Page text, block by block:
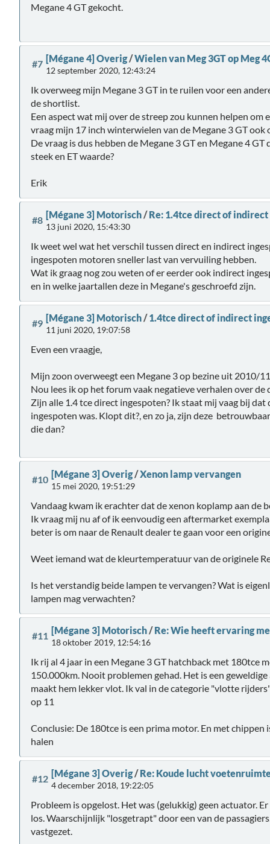
Megane 4 GT gekocht.
#7 [Mégane 4] Overig/Wielen van Meg 3GT op Meg
12 september 2020, 12:43:24
Ik overweeg mijn Megane 3 GT in te ruilen voor een
de shortlist.
Een aspect wat mij over de streep zou kunnen helpen om
vraag mijn 17 inch winterwielen van de Megane 3 GT ook
De vraag is dus hebben de Megane 3 GT en Megane 4
steek en ET waarde?
Erik
#8 [Mégane 3] Motorisch/Re: 1.4tce direct of
13 juni 2020, 15:43:30
Ik weet wel wat het verschil tussen direct en indirect
ingespoten motoren sneller last van vervuiling hebben.
Wat ik graag nog zou weten of er eerder ook indirect
en in welke jaartallen deze in Megane's geschroefd zijn.
#9 [Mégane 3] Motorisch/1.4tce direct of indirect
11 juni 2020, 19:07:58
Even een vraagje,
Mijn zoon overweegt een Megane 3 op bezine uit 2010/
Nou lees ik op het forum vaak negatieve verhalen over de
Zijn alle 1.4 tce direct ingespoten? Ik staat mij vaag bij dat
ingespoten was. Klopt dit?, en zo ja, zijn deze
die dan?
#10 [Mégane 3] Overig/Xenon lamp vervangen
15 mei 2020, 19:51:29
Vandaag kwam ik erachter dat de xenon koplamp aan de
Ik vraag mij nu af of ik eenvoudig een aftermarket
beter is om naar de Renault dealer te gaan voor een
Weet iemand wat de kleurtemperatuur van de originele
Is het verstandig beide lampen te vervangen? Wat is
lampen mag verwachten?
#11 [Mégane 3] Motorisch/Re: Wie heeft ervaring
18 oktober 2019, 12:54:16
Ik rij al 4 jaar in een Megane 3 GT hatchback met 180tce
150.000km. Nooit problemen gehad. Het is een
maakt hem lekker vlot. Ik val in de categorie "vlotte
op 11
Conclusie: De 180tce is een prima motor. En met chippen
halen
#12 [Mégane 3] Overig/Re: Koude lucht
4 december 2018, 19:22:05
Probleem is opgelost. Het was (gelukkig) geen actuator.
los. Waarschijnlijk "losgetrapt" door een van de
vastgezet.